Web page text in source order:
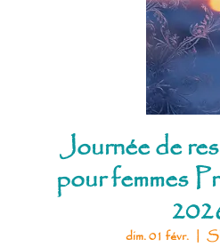
Journée de
pour femmes
dim. 01 févr.
  |